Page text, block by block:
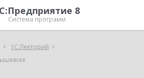
8
Система программ
1С:Лекторий